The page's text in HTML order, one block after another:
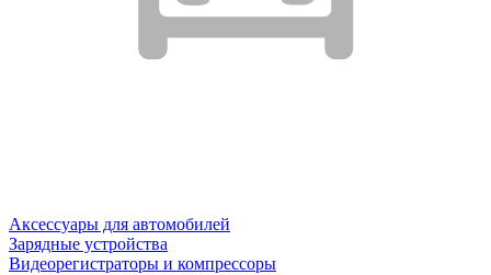
Аксессуары для автомобилей
Зарядные устройства
Видеорегистраторы и компрессоры